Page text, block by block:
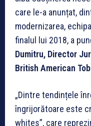
care le-a anunțat,
modernizarea,
finalul lui 2018, a
Dumitru, Director
British American
„Dintre tendințele
îngrijorătoare este
whites”, care